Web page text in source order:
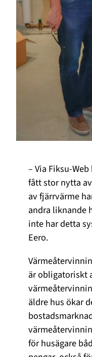
– Via Fiksu-
fått stor nytta
av fjärrvärme
andra liknande
inte har detta
Eero.
är obligatoriskt
äldre hus ökar
för husägare